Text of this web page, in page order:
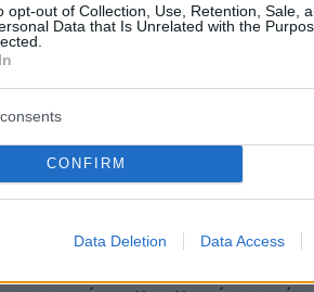
opt-out of Collection, Use, Retention, Sale,
Data that Is Unrelated with the
CONFIRM
Data Deletion Data Access
δύο χάλκινα
του 2018 σόκαρε τους
την απόφαση του να
ότι θα προκριθούμε